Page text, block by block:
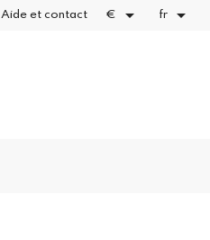
Aide et contact €  fr 